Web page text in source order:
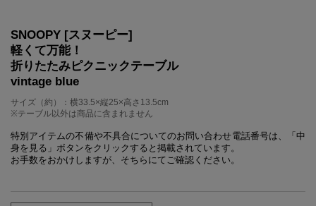
SNOOPY [スヌーピー]
軽くて万能！
折りたたみピクニックテーブル
vintage blue
サイズ（約）：横33.5×縦25×高さ13.5cm
※テーブル以外は商品に含まれません
特別アイテムの不備や不具合についてのお問い合わせ電話番号は、「中
身を見る」ボタンをクリックすると掲載されています。
お手数をおかけしますが、そちらにてご確認ください。